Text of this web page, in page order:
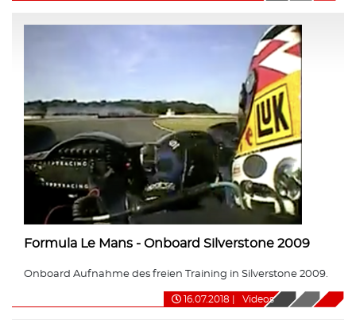
Formula Le Mans - Onboard Silverstone 2009
Onboard Aufnahme des freien Training in Silverstone 2009.
16.07.2018 Videos